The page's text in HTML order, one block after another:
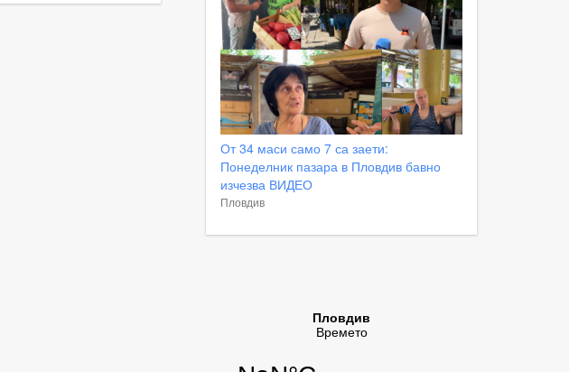
От 34 маси само 7 са заети:
Понеделник пазара в Пловдив бавно
изчезва ВИДЕО
Пловдив